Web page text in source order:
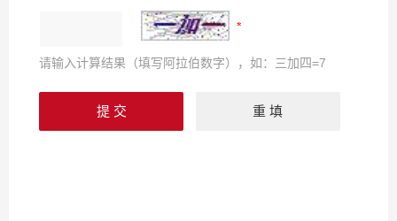
请输入计算结果（填写阿拉伯数字），如：三加四=7